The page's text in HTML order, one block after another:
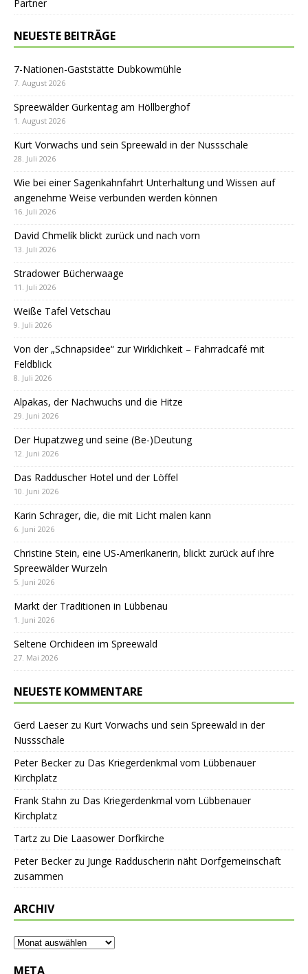
Partner
NEUESTE BEITRÄGE
7-Nationen-Gaststätte Dubkowmühle
7. August 2026
Spreewälder Gurkentag am Höllberghof
1. August 2026
Kurt Vorwachs und sein Spreewald in der Nussschale
28. Juli 2026
Wie bei einer Sagenkahnfahrt Unterhaltung und Wissen auf
angenehme Weise verbunden werden können
16. Juli 2026
David Chmelík blickt zurück und nach vorn
13. Juli 2026
Stradower Bücherwaage
11. Juli 2026
Weiße Tafel Vetschau
9. Juli 2026
Von der „Schnapsidee“ zur Wirklichkeit – Fahrradcafé mit
Feldblick
8. Juli 2026
Alpakas, der Nachwuchs und die Hitze
29. Juni 2026
Der Hupatzweg und seine (Be-)Deutung
12. Juni 2026
Das Radduscher Hotel und der Löffel
10. Juni 2026
Karin Schrager, die, die mit Licht malen kann
6. Juni 2026
Christine Stein, eine US-Amerikanerin, blickt zurück auf ihre
Spreewälder Wurzeln
5. Juni 2026
Markt der Traditionen in Lübbenau
1. Juni 2026
Seltene Orchideen im Spreewald
27. Mai 2026
NEUESTE KOMMENTARE
Gerd Laeserzu Kurt Vorwachs und sein Spreewald in der
Nussschale
Peter Beckerzu Das Kriegerdenkmal vom Lübbenauer
Kirchplatz
Frank Stahn zu Das Kriegerdenkmal vom Lübbenauer
Kirchplatz
Tartz zu Die Laasower Dorfkirche
Peter Beckerzu Junge Radduscherin näht Dorfgemeinschaft
zusammen
ARCHIV
META